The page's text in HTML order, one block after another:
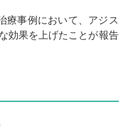
療事例において、アジス
効果を上げたことが報告